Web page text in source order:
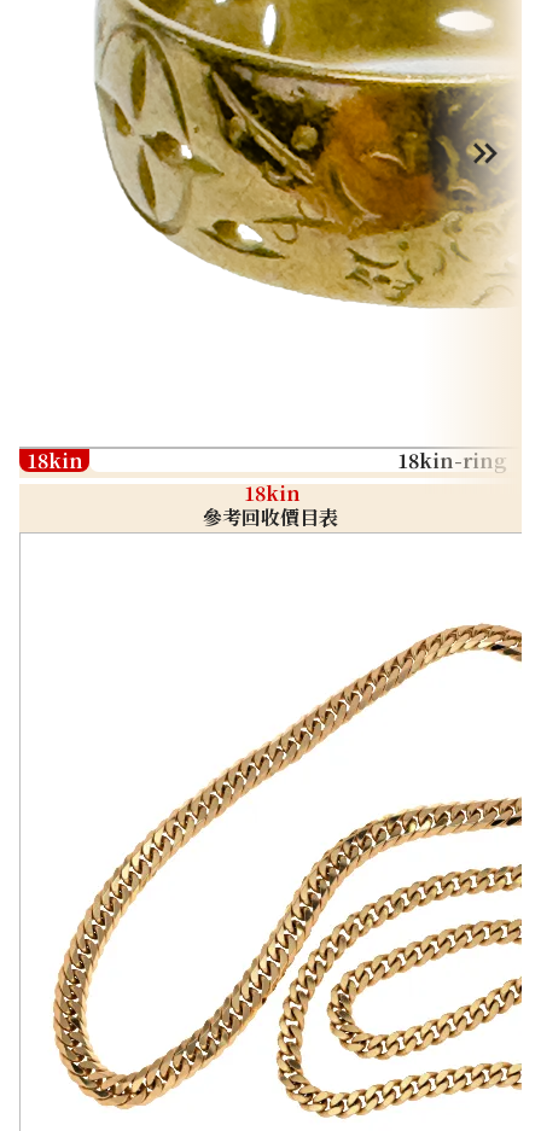
18kin
18kin-ring
18kin
參考回收價目表